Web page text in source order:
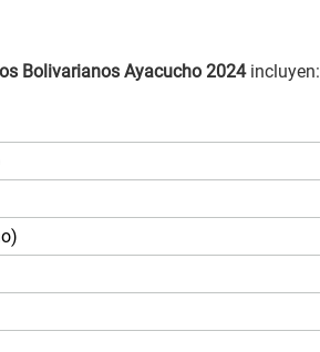
Bolivarianos Ayacucho 2024incluyen: